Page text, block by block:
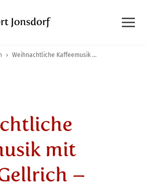
› Weihnachtliche Kaffeemusik mit Erhard Gellrich – Ausflugsgaststätte GONDELFAHRT
mit
–